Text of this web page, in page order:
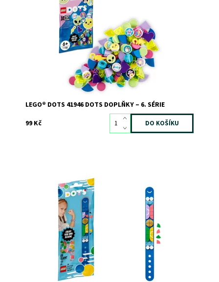
Se stavebnicí DOTS doplňky – 6. série nebere kreativní
hraní konce!
Dostupnost:
Skladem
9582
LEGO
LEGO® DOTS 41946 DOTS DOPLŇKY – 6. SÉRIE
99 Kč
Darujte svému malému sportovnímu fanouškovi úžasný
náramek, který si bude moci vyzdobit
Dostupnost:
Skladem
6944
LEGO